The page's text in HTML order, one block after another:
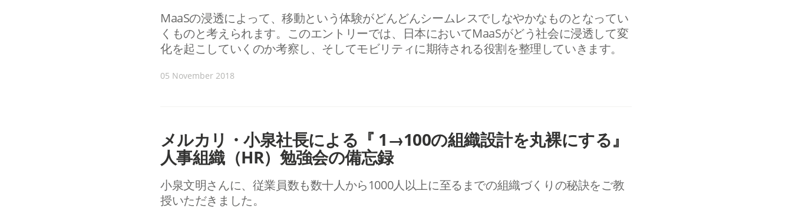
MaaSの浸透によって、移動という体験がどんどんシームレスでしなやかなものとなってい
くものと考えられます。このエントリーでは、日本においてMaaSがどう社会に浸透して変
化を起こしていくのか考察し、そしてモビリティに期待される役割を整理していきます。
05 November 2018
メルカリ・小泉社長による『 1→100の組織設計を丸裸にする』
人事組織（HR）勉強会の備忘録
小泉文明さんに、従業員数も数十人から1000人以上に至るまでの組織づくりの秘訣をご教
授いただきました。